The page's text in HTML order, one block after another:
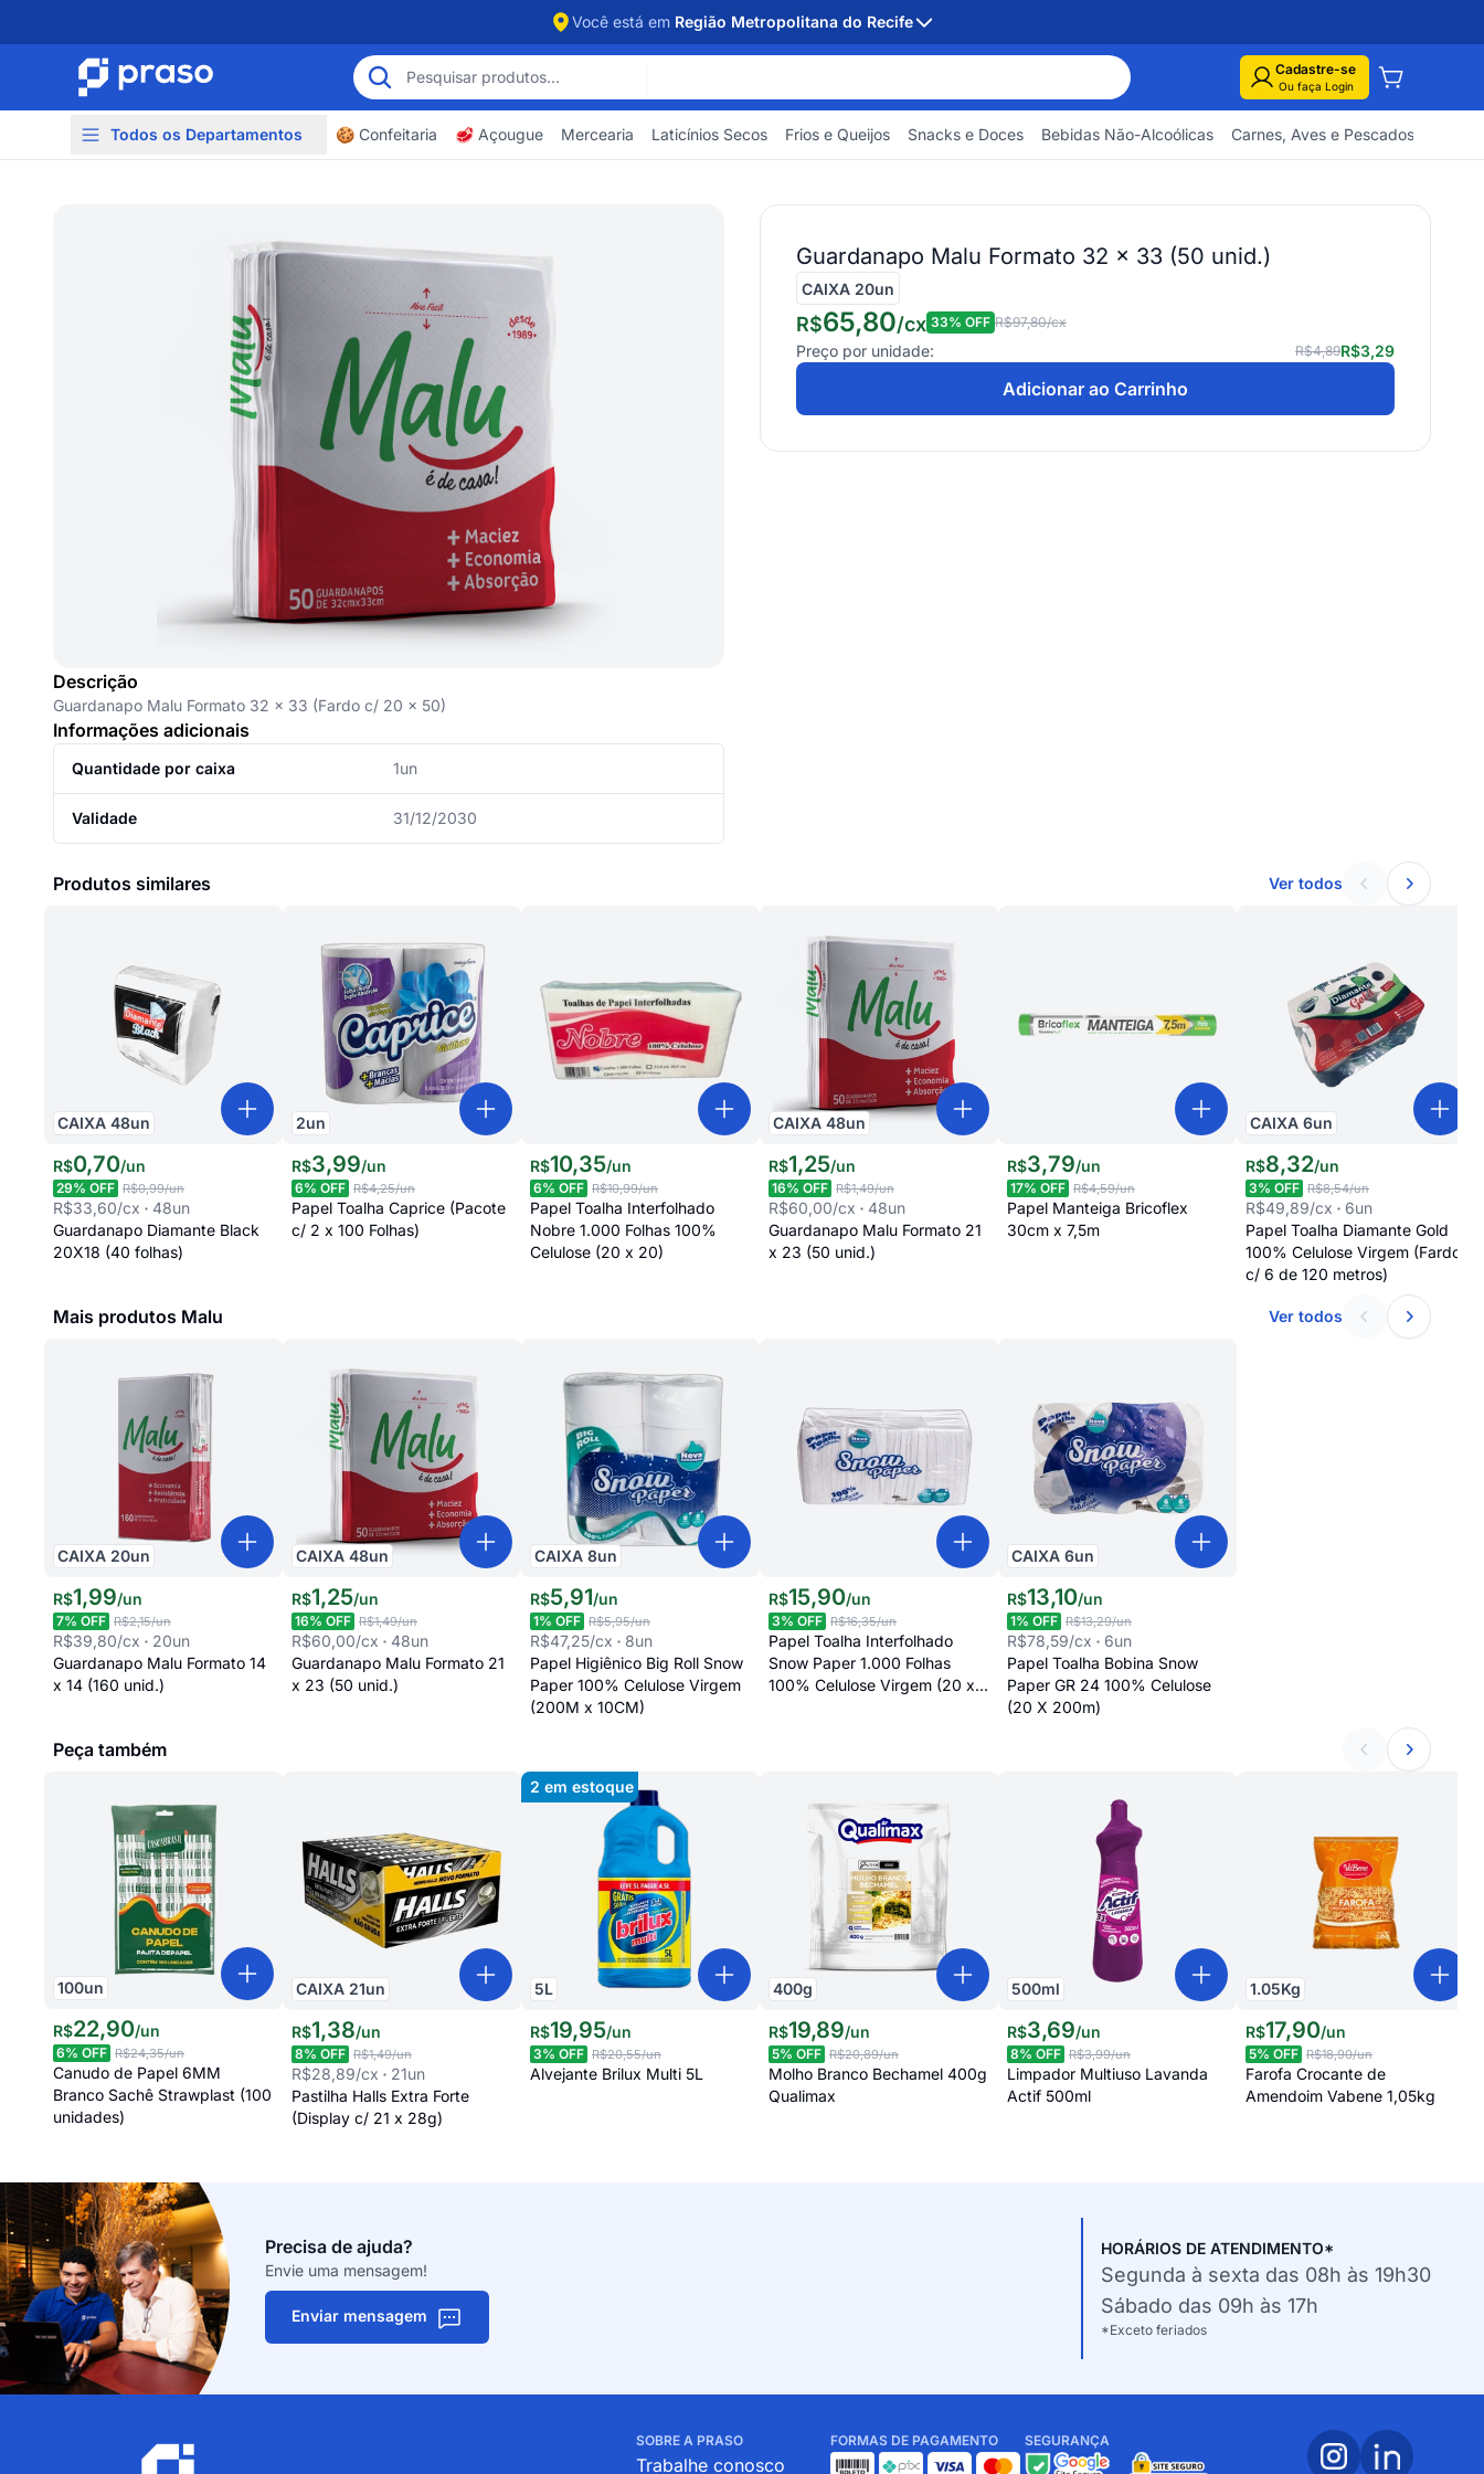
Você está em Região Metropolitana do Recife
Cadastre-se
Ou faça Login
Todos os Departamentos 🍪 Confeitaria 🥩 Açougue Mercearia Laticínios Secos Frios e Queijos Snacks e Doces Bebidas Não-Alcoólicas Carnes, Aves e Pescados
Descrição
Guardanapo Malu Formato 32 x 33 (Fardo c/ 20 x 50)
Informações adicionais
Quantidade por caixa 1un
Validade 31/12/2030
CAIXA 20un
Guardanapo Malu Formato 32 x 33 (50 unid.)
R$65,80/cx 33% OFF R$97,80/cx
Preço por unidade: R$4,89R$3,29
Adicionar ao Carrinho
Produtos similares Ver todos
CAIXA 48un
R$0,70/un
29% OFF R$0,99/un
R$33,60/cx 48un
Guardanapo Diamante Black
20X18 (40 folhas)
2un
R$3,99/un
6% OFF R$4,25/un
Papel Toalha Caprice (Pacote
c/ 2 x 100 Folhas)
R$10,35/un
6% OFF R$10,99/un
Papel Toalha Interfolhado
Nobre 1.000 Folhas 100%
Celulose (20 x 20)
CAIXA 48un
R$1,25/un
16% OFF R$1,49/un
R$60,00/cx 48un
Guardanapo Malu Formato 21
x 23 (50 unid.)
R$3,79/un
17% OFF R$4,59/un
Papel Manteiga Bricoflex
30cm x 7,5m
CAIXA 6un
R$8,32/un
3% OFF R$8,54/un
R$49,89/cx 6un
Papel Toalha Diamante Gold
100% Celulose Virgem (Fardo
c/ 6 de 120 metros)
Mais produtos Malu Ver todos
CAIXA 20un
R$1,99/un
7% OFF R$2,15/un
R$39,80/cx 20un
Guardanapo Malu Formato 14
x 14 (160 unid.)
CAIXA 48un
R$1,25/un
16% OFF R$1,49/un
R$60,00/cx 48un
Guardanapo Malu Formato 21
x 23 (50 unid.)
CAIXA 8un
R$5,91/un
1% OFF R$5,95/un
R$47,25/cx 8un
Papel Higiênico Big Roll Snow
Paper 100% Celulose Virgem
(200M x 10CM)
R$15,90/un
3% OFF R$16,35/un
Papel Toalha Interfolhado
Snow Paper 1.000 Folhas
100% Celulose Virgem (20 x
CAIXA 6un
R$13,10/un
1% OFF R$13,29/un
R$78,59/cx 6un
Papel Toalha Bobina Snow
Paper GR 24 100% Celulose
(20 X 200m)
Peça também
100un
R$22,90/un
6% OFF R$24,35/un
Canudo de Papel 6MM
Branco Sachê Strawplast (100
unidades)
CAIXA 21un
R$1,38/un
8% OFF R$1,49/un
R$28,89/cx 21un
Pastilha Halls Extra Forte
(Display c/ 21 x 28g)
5L
2 em estoque
R$19,95/un
3% OFF R$20,55/un
Alvejante Brilux Multi 5L
400g
R$19,89/un
5% OFF R$20,89/un
Molho Branco Bechamel 400g
Qualimax
500ml
R$3,69/un
8% OFF R$3,99/un
Limpador Multiuso Lavanda
Actif 500ml
1.05Kg
R$17,90/un
5% OFF R$18,90/un
Farofa Crocante de
Amendoim Vabene 1,05kg
Precisa de ajuda?
Envie uma mensagem!
Enviar mensagem
HORÁRIOS DE ATENDIMENTO*
Segunda à sexta das 08h às 19h30
Sábado das 09h às 17h
*Exceto feriados
SOBRE A PRASO
Trabalhe conosco
FORMAS DE PAGAMENTO SEGURANÇA